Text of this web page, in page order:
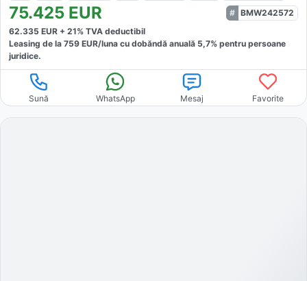
75.425 EUR
BMW242572
62.335 EUR + 21% TVA deductibil
Leasing de la 759 EUR/luna cu dobăndă anuală 5,7% pentru persoane
juridice.
Sună WhatsApp Mesaj Favorite